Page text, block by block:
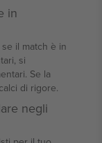
in
il match è in
si
Se la
di rigore.
negli